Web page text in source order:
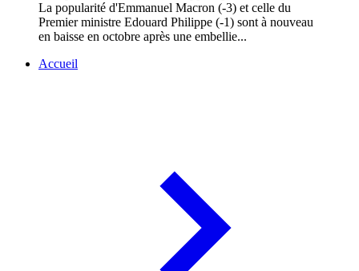
La popularité d'Emmanuel Macron (-3) et celle du
Premier ministre Edouard Philippe (-1) sont à nouveau
en baisse en octobre après une embellie...
Accueil